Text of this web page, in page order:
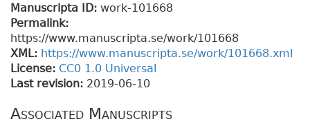
Manuscripta ID: work-101668
Permalink:
https://www.manuscripta.se/work/101668
XML: https://www.manuscripta.se/work/101668.xml
License: CC0 1.0 Universal
Last revision: 2019-06-10
Associated Manuscripts